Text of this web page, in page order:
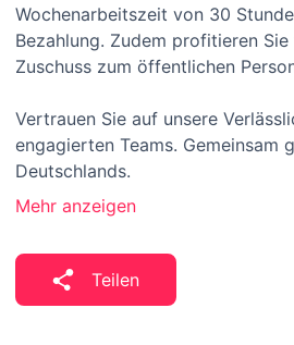
Wochenarbeitszeit von 30
Bezahlung. Zudem profitieren
Zuschuss zum öffentlichen
Vertrauen Sie auf unsere
engagierten Teams. Gemeinsam
Deutschlands.
Mehr anzeigen
Teilen